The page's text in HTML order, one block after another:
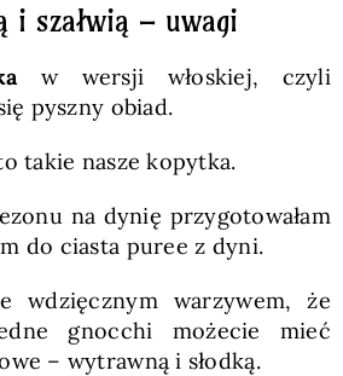
i szałwią – uwagi
w wersji włoskiej, czyli
pyszny obiad.
takie nasze kopytka.
na dynię przygotowałam
do ciasta puree z dyni.
wdzięcznym warzywem, że
gnocchi możecie mieć
– wytrawną i słodką.